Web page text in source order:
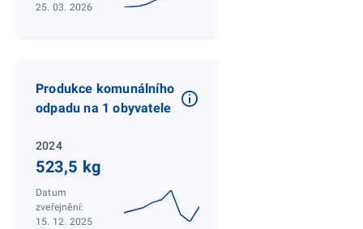
25. 03. 2026
Produkce komunálního
odpadu na 1 obyvatele
2024
523,5 kg
Datum
zveřejnění:
15. 12. 2025